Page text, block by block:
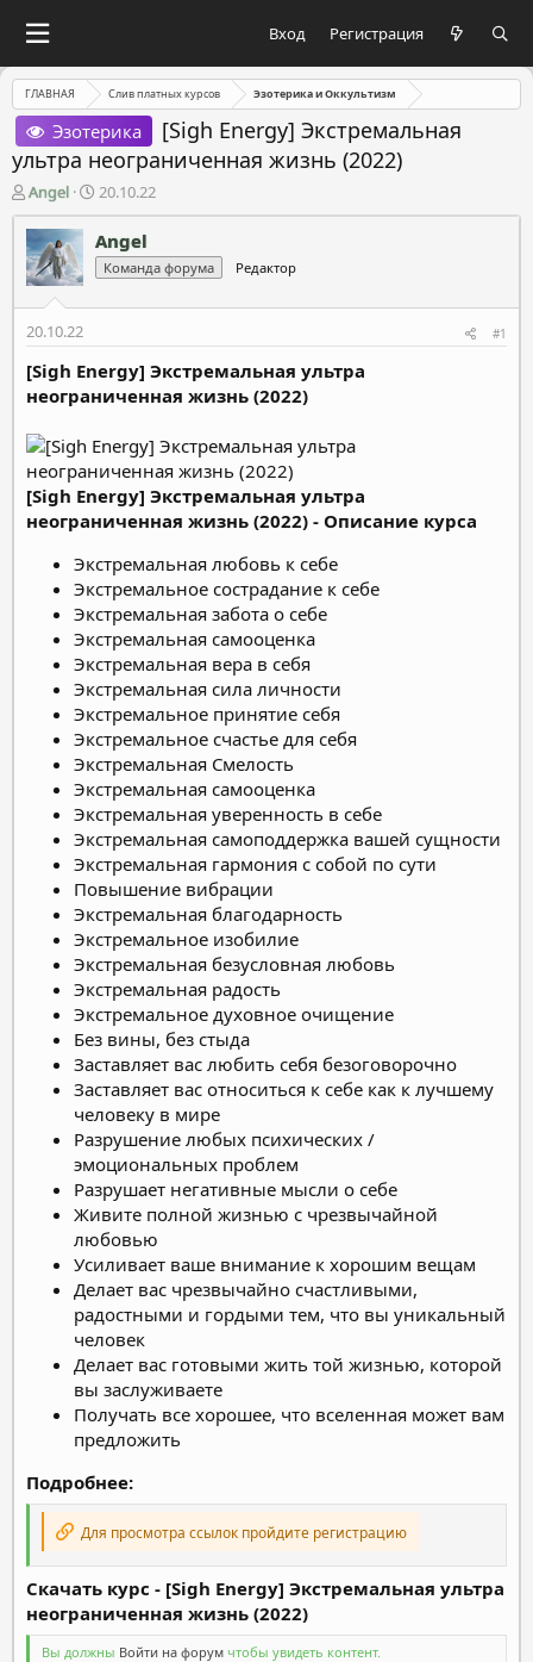
Вход Регистрация
ГЛАВНАЯ Слив платных курсов Эзотерика и Оккультизм
Эзотерика
[Sigh Energy] Экстремальная
ультра неограниченная жизнь (2022)
А
в
т
о
р
м
ы
Angel
Д
а
т
а
н
а
а
20.10.22
Angel
Команда форума Редактор
20.10.22 #1
[Sigh Energy] Экстремальная ультра
неограниченная жизнь (2022)
[Sigh Energy] Экстремальная ультра
неограниченная жизнь (2022) - Описание курса
Экстремальная любовь к себе
Экстремальное сострадание к себе
Экстремальная забота о себе
Экстремальная самооценка
Экстремальная вера в себя
Экстремальная сила личности
Экстремальное принятие себя
Экстремальное счастье для себя
Экстремальная Смелость
Экстремальная самооценка
Экстремальная уверенность в себе
Экстремальная самоподдержка вашей сущности
Экстремальная гармония с собой по сути
Повышение вибрации
Экстремальная благодарность
Экстремальное изобилие
Экстремальная безусловная любовь
Экстремальная радость
Экстремальное духовное очищение
Без вины, без стыда
Заставляет вас любить себя безоговорочно
Заставляет вас относиться к себе как к лучшему
человеку в мире
Разрушение любых психических /
эмоциональных проблем
Разрушает негативные мысли о себе
Живите полной жизнью с чрезвычайной
любовью
Усиливает ваше внимание к хорошим вещам
Делает вас чрезвычайно счастливыми,
радостными и гордыми тем, что вы уникальный
человек
Делает вас готовыми жить той жизнью, которой
вы заслуживаете
Получать все хорошее, что вселенная может вам
предложить
Подробнее:
Для просмотра ссылок пройдите регистрацию
Скачать курс - [Sigh Energy] Экстремальная ультра
неограниченная жизнь (2022)
Вы должны Войти на форум чтобы увидеть контент.